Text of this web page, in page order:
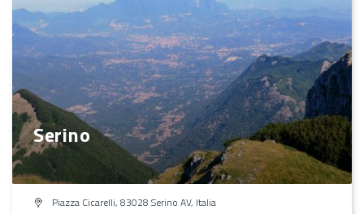
Serino
Piazza Cicarelli, 83028 Serino AV, Italia